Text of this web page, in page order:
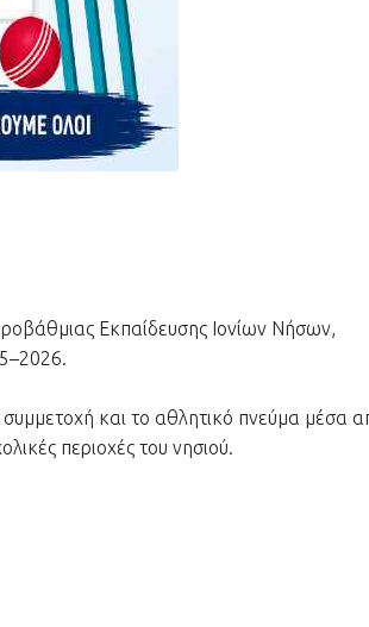
Εκπαίδευσης Ιονίων Νήσων,
και το αθλητικό πνεύμα μέσα
περιοχές του νησιού.